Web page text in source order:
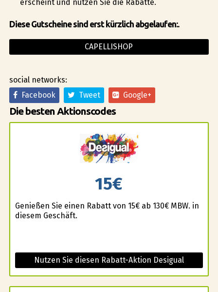
erscheint und nutzen Sie die Rabatte.
Diese Gutscheine sind erst kürzlich abgelaufen:.
CAPELLISHOP
social networks:
Facebook
Tweet Google+
Die besten Aktionscodes
15€
Genießen Sie einen Rabatt von 15€ ab 130€ MBW. in
diesem Geschäft.
Nutzen Sie diesen Rabatt-Aktion Desigual